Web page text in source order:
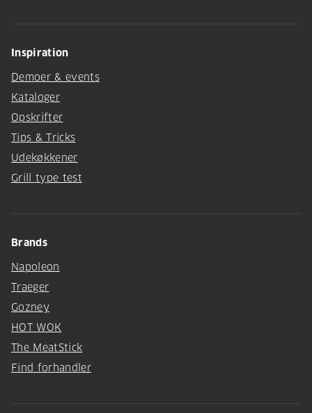
Inspiration
Demoer & events
Kataloger
Opskrifter
Tips & Tricks
Udekøkkener
Grill type test
Brands
Napoleon
Traeger
Gozney
HOT WOK
The MeatStick
Find forhandler